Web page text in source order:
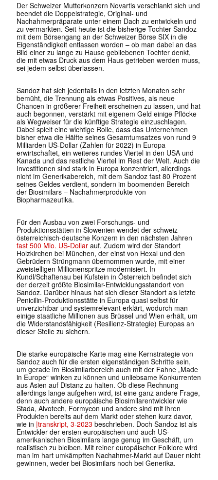
Der Schweizer Mutterkonzern Novartis verschlankt sich und
beendet die Doppelstrategie, Original- und
Nachahmerpräparate unter einem Dach zu entwickeln und
zu vermarkten. Seit heute ist die bisherige Tochter Sandoz
mit dem Börsengang an der Schweizer Börse SIX in die
Eigenständigkeit entlassen worden – ob man dabei an das
Bild einer zu lange zu Hause gebliebenen Tochter denkt,
die mit etwas Druck aus dem Haus getrieben werden muss,
sei jedem selbst überlassen.
Sandoz hat sich jedenfalls in den letzten Monaten sehr
bemüht, die Trennung als etwas Positives, als neue
Chancen in größerer Freiheit erscheinen zu lassen, und hat
auch begonnen, verstärkt mit eigenem Geld einige Pflöcke
als Wegweiser für die künftige Strategie einzuschlagen.
Dabei spielt eine wichtige Rolle, dass das Unternehmen
bisher etwa die Hälfte seines Gesamtumsatzes von rund 9
Milliarden US-Dollar (Zahlen für 2022) in Europa
erwirtschaftet, ein weiteres rundes Viertel in den USA und
Kanada und das restliche Viertel im Rest der Welt. Auch die
Investitionen sind stark in Europa konzentriert, allerdings
nicht im Generikabereich, mit dem Sandoz fast 80 Prozent
seines Geldes verdient, sondern im boomenden Bereich
der Biosimilars – Nachahmerprodukte von
Biopharmazeutika.
Für den Ausbau von zwei Forschungs- und
Produktionsstätten in Slowenien wendet der schweiz-
österreichisch-deutsche Konzern in den nächsten Jahren
fast 500 Mio. US-Dollar auf. Zudem wird der Standort
Holzkirchen bei München, der einst von Hexal und den
Gebrüdern Strüngmann übernommen wurde, mit einer
zweistelligen Millionenspritze modernisiert. In
Kundl/Schaftenau bei Kufstein in Österreich befindet sich
der derzeit größte Biosimilar-Entwicklungsstandort von
Sandoz. Darüber hinaus hat sich dieser Standort als letzte
Penicilin-Produktionsstätte in Europa quasi selbst für
unverzichtbar und systemrelevant erklärt, wodurch man
einige staatliche Millionen aus Brüssel und Wien erhält, um
die Widerstandsfähigkeit (Resilienz-Strategie) Europas an
dieser Stelle zu sichern.
Die starke europäische Karte mag eine Kernstrategie von
Sandoz auch für die ersten eigenständigen Schritte sein,
um gerade im Biosimilarbereich auch mit der Fahne „Made
in Europe“ winken zu können und unliebsame Konkurrenten
aus Asien auf Distanz zu halten. Ob diese Rechnung
allerdings lange aufgehen wird, ist eine ganz andere Frage,
denn auch andere europäische Biosimilarentwickler wie
Stada, Alvotech, Formycon und andere sind mit ihren
Produkten bereits auf dem Markt oder stehen kurz davor,
wie in |transkript, 3-2023 beschrieben. Doch Sandoz ist als
Entwickler der ersten europäischen und auch US-
amerikanischen Biosimilars lange genug im Geschäft, um
realistisch zu bleiben. Mit reiner europäischer Folklore wird
man im hart umkämpften Nachahmer-Markt auf Dauer nicht
gewinnen, weder bei Biosimilars noch bei Generika.